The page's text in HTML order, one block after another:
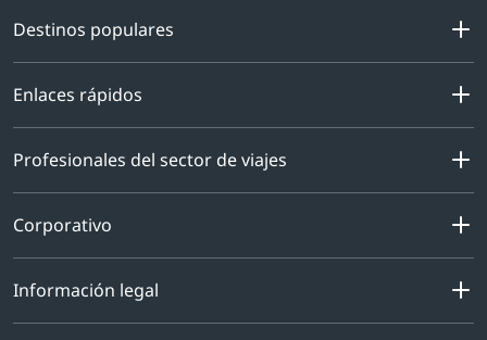
Destinos populares
Enlaces rápidos
Profesionales del sector de viajes
Corporativo
Información legal